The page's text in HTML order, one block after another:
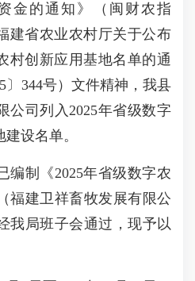
金的通知》（闽财农指
建省农业农村厅关于公布
村创新应用基地名单的通
〕344号）文件精神，我县
公司列入2025年省级数字
设名单。
制《2025年省级数字农
福建卫祥畜牧发展有限公
我局班子会通过，现予以